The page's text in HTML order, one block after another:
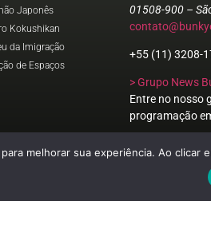
Japonês
Kokushikan
da Imigração
de Espaços
01508-900 –
+55 (11) 3208-
> Grupo News
Entre no nosso
programação
melhorar sua experiência. Ao